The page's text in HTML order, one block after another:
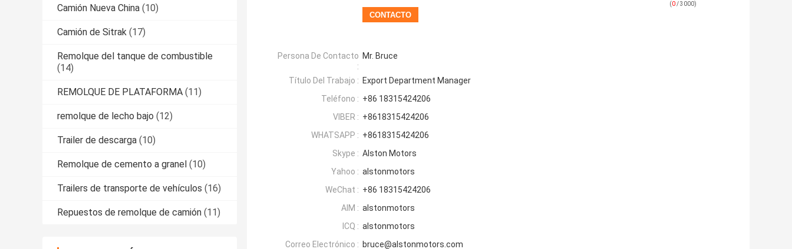
Camión Nueva China (10)
Camión de Sitrak (17)
Remolque del tanque de combustible
(14)
REMOLQUE DE PLATAFORMA (11)
remolque de lecho bajo (12)
Trailer de descarga (10)
Remolque de cemento a granel (10)
Trailers de transporte de vehículos (16)
Repuestos de remolque de camión (11)
(0/ 3000)
Persona De Contacto
:
Mr. Bruce
Título Del Trabajo : Export Department Manager
Teléfono : +86 18315424206
VIBER : +8618315424206
WHATSAPP : +8618315424206
Skype : Alston Motors
Yahoo : alstonmotors
WeChat : +86 18315424206
AIM : alstonmotors
ICQ : alstonmotors
Correo Electrónico : bruce@alstonmotors.com